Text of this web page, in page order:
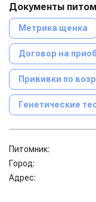
Документы
Метрика щенка
Договор на
Прививки по
Генетические
Питомник:
Город:
Адрес: